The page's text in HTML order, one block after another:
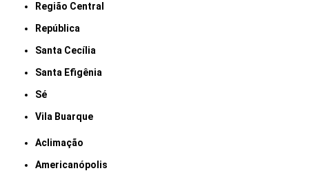
Região Central
República
Santa Cecília
Santa Efigênia
Sé
Vila Buarque
Aclimação
Americanópolis